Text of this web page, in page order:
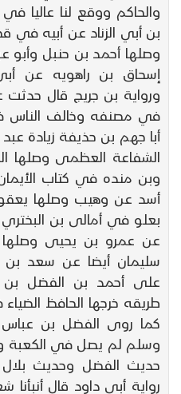
والحاكم ووقع لنا عاليا
بن أبي الزناد عن أبيه
وصلها أحمد بن حنبل وأبو
إسحاق بن راهويه عن أبي
ورواية بن جريج قال حدثت
في مصنفه وخالف الناس
أبا جهم بن حذيفة زيادة
الشفاعة العظمى وصلها
وبن منده في كتاب
أسد عن وهيب وصلها
بعلو في أمالى بن
عن عمرو بن يحيى وصلها
سليمان أيضا عن سعد بن
على أحمد بن الفضل
طريقه خرجها الحافظ
كما روى الفضل بن عباس
وسلم لم يصل في
حديث الفضل وحديث
رواية أبي داود قال